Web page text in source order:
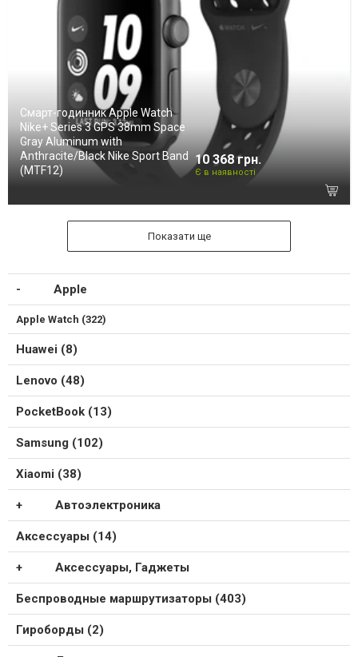
Смарт-годинник Apple Watch
Nike+ Series 3 GPS 38mm Space
Gray Aluminum with
Anthracite/Black Nike Sport Band
(MTF12)
10 368 грн.
Є в наявності
Показати ще
Apple
Apple Watch (322)
Huawei (8)
Lenovo (48)
PocketBook (13)
Samsung (102)
Xiaomi (38)
Автоэлектроника
Аксессуары (14)
Аксессуары, Гаджеты
Беспроводные маршрутизаторы (403)
Гироборды (2)